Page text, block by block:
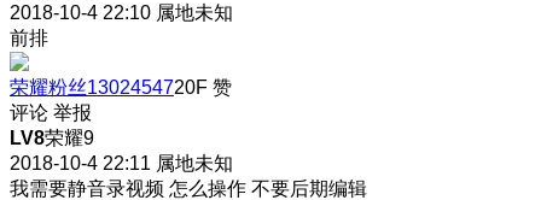
2018-10-4 22:10 属地未知
前排
荣耀粉丝1302454720F 赞
评论 举报
LV8荣耀9
2018-10-4 22:11 属地未知
我需要静音录视频 怎么操作 不要后期编辑